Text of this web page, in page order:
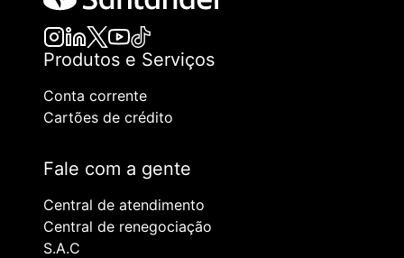
Produtos e Serviços
Conta corrente
Cartões de crédito
Fale com a gente
Central de atendimento
Central de renegociação
S.A.C